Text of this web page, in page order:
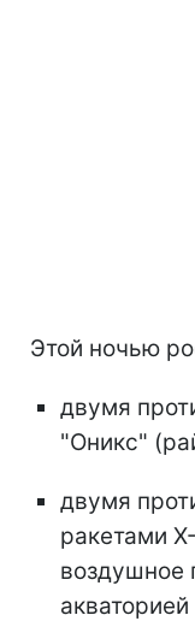
Этой ночью
двумя
"Оникс"
двумя
ракетами
воздушное